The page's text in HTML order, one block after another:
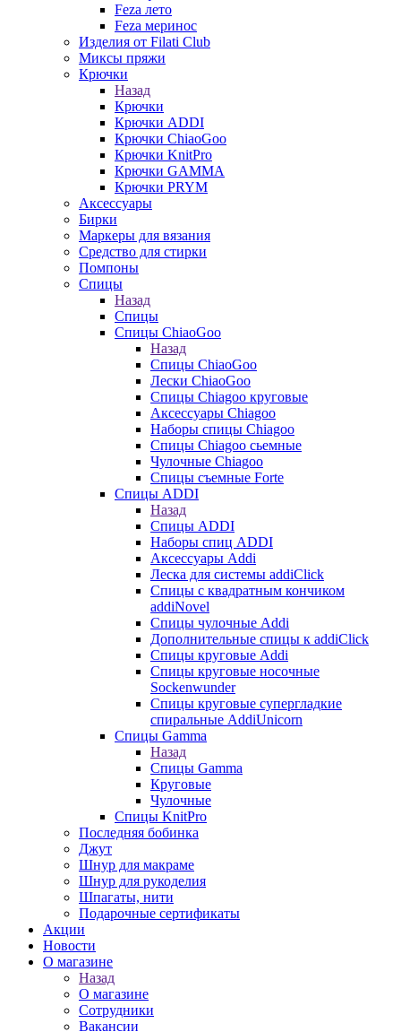
Feza лето
Feza меринос
Изделия от Filati Club
Миксы пряжи
Крючки
Назад
Крючки
Крючки ADDI
Крючки ChiaoGoo
Крючки KnitPro
Крючки GAMMA
Крючки PRYM
Аксессуары
Бирки
Маркеры для вязания
Средство для стирки
Помпоны
Спицы
Назад
Спицы
Спицы ChiaoGoo
Назад
Спицы ChiaoGoo
Лески ChiaoGoo
Cпицы Сhiagoo круговые
Аксессуары Chiagoo
Наборы спицы Chiagoo
Спицы Chiagoo сьемные
Чулочные Chiagoo
Спицы съемные Forte
Спицы ADDI
Назад
Спицы ADDI
Наборы спиц ADDI
Аксессуары Addi
Леска для системы addiClick
Спицы с квадратным кончиком
addiNovel
Спицы чулочные Addi
Дополнительные спицы к addiClick
Спицы круговые Addi
Спицы круговые носочные
Sockenwunder
Спицы круговые супергладкие
спиральные AddiUnicorn
Спицы Gamma
Назад
Спицы Gamma
Круговые
Чулочные
Спицы KnitPro
Последняя бобинка
Джут
Шнур для макраме
Шнур для рукоделия
Шпагаты, нити
Подарочные сертификаты
Акции
Новости
О магазине
Назад
О магазине
Сотрудники
Вакансии